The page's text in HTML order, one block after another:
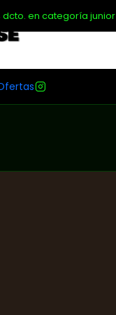
dcto. en categoría junior